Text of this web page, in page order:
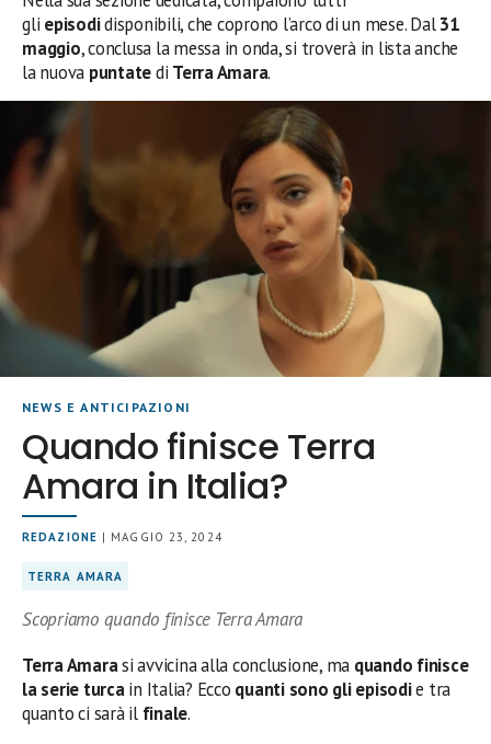
gli episodidisponibili, che coprono l’arco di un mese. Dal31
maggio, conclusa la messa in onda, si troverà in lista anche
la nuova puntatedi Terra Amara.
NEWS E ANTICIPAZIONI
Quando finisce Terra
Amara in Italia?
REDAZIONE | MAGGIO 23, 2024
TERRA AMARA
Scopriamo quando finisce Terra Amara
Terra Amarasi avvicina alla conclusione, ma quando finisce
la serie turcain Italia? Ecco quanti sono gli episodie tra
quanto ci sarà il finale.